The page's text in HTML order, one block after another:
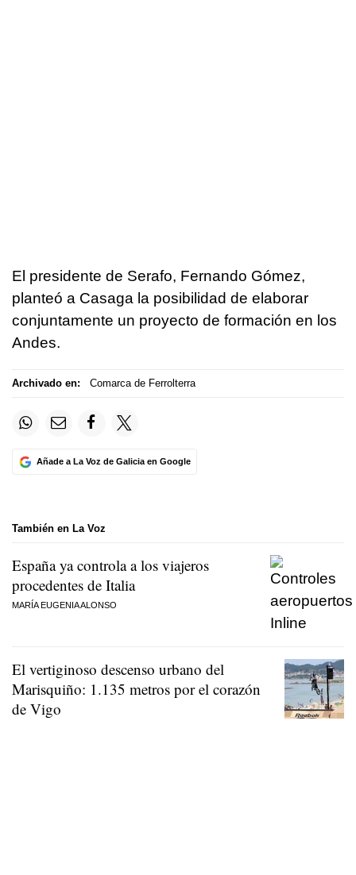
El presidente de Serafo, Fernando Gómez,
planteó a Casaga la posibilidad de elaborar
conjuntamente un proyecto de formación en los
Andes.
Archivado en: Comarca de Ferrolterra
Añade a La Voz de Galicia en Google
También en La Voz
España ya controla a los viajeros
procedentes de Italia
MARÍA EUGENIA ALONSO
El vertiginoso descenso urbano del
Marisquiño: 1.135 metros por el corazón
de Vigo